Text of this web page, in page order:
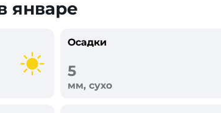
январе
Осадки
5
мм, сухо